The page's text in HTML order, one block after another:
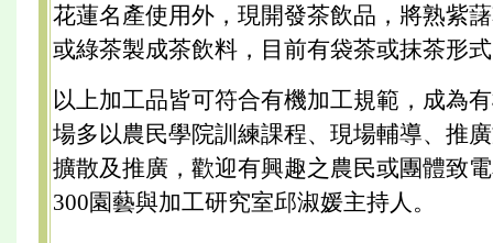
花蓮名產使用外，現開發茶飲品，將熟紫
或綠茶製成茶飲料，目前有袋茶或抹茶形
以上加工品皆可符合有機加工規範，成為
場多以農民學院訓練課程、現場輔導、推
擴散及推廣，歡迎有興趣之農民或團體致
300園藝與加工研究室邱淑媛主持人。